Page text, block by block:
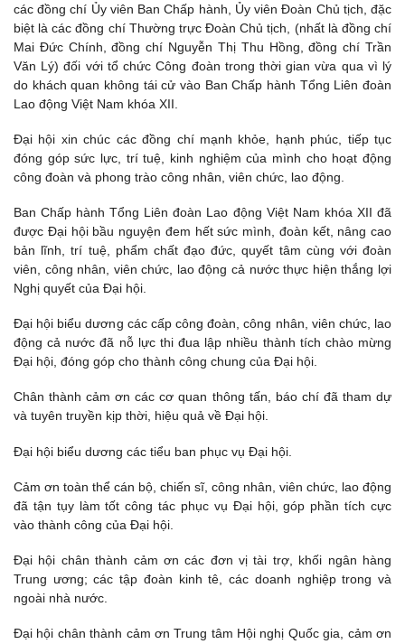
các đồng chí Ủy viên Ban Chấp hành, Ủy viên Đoàn Chủ tịch, đặc
biệt là các đồng chí Thường trực Đoàn Chủ tịch, (nhất là đồng chí
Mai Đức Chính, đồng chí Nguyễn Thị Thu Hồng, đồng chí Trần
Văn Lý) đối với tổ chức Công đoàn trong thời gian vừa qua vì lý
do khách quan không tái cử vào Ban Chấp hành Tổng Liên đoàn
Lao động Việt Nam khóa XII.
Đại hội xin chúc các đồng chí mạnh khỏe, hạnh phúc, tiếp tục
đóng góp sức lực, trí tuệ, kinh nghiệm của mình cho hoạt động
công đoàn và phong trào công nhân, viên chức, lao động.
Ban Chấp hành Tổng Liên đoàn Lao động Việt Nam khóa XII đã
được Đại hội bầu nguyện đem hết sức mình, đoàn kết, nâng cao
bản lĩnh, trí tuệ, phẩm chất đạo đức, quyết tâm cùng với đoàn
viên, công nhân, viên chức, lao động cả nước thực hiện thắng lợi
Nghị quyết của Đại hội.
Đại hội biểu dương các cấp công đoàn, công nhân, viên chức, lao
động cả nước đã nỗ lực thi đua lập nhiều thành tích chào mừng
Đại hội, đóng góp cho thành công chung của Đại hội.
Chân thành cảm ơn các cơ quan thông tấn, báo chí đã tham dự
và tuyên truyền kịp thời, hiệu quả về Đại hội.
Đại hội biểu dương các tiểu ban phục vụ Đại hội.
Cảm ơn toàn thể cán bộ, chiến sĩ, công nhân, viên chức, lao động
đã tận tụy làm tốt công tác phục vụ Đại hội, góp phần tích cực
vào thành công của Đại hội.
Đại hội chân thành cảm ơn các đơn vị tài trợ, khối ngân hàng
Trung ương; các tập đoàn kinh tê, các doanh nghiệp trong và
ngoài nhà nước.
Đại hội chân thành cảm ơn Trung tâm Hội nghị Quốc gia, cảm ơn